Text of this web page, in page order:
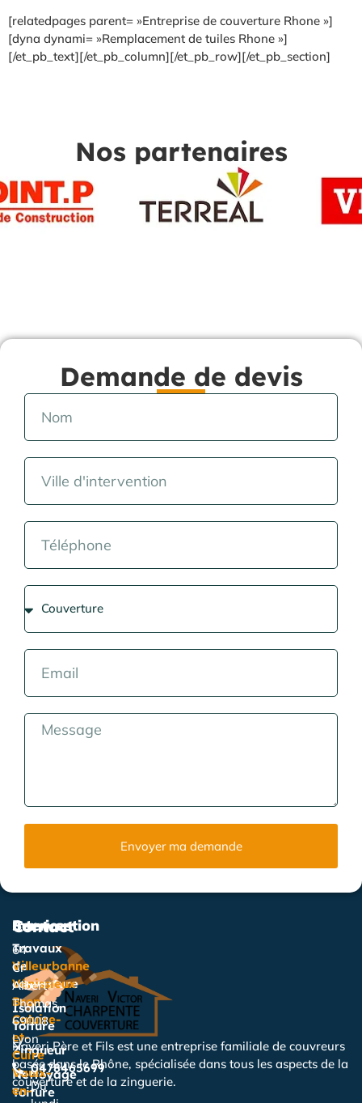
[relatedpages parent= »Entreprise de couverture Rhone »]
[dyna dynami= »Remplacement de tuiles Rhone »]
[/et_pb_text][/et_pb_column][/et_pb_row][/et_pb_section]
Nos partenaires
Demande de devis
Envoyer ma demande
Naveri Père et Fils est une entreprise familiale de couvreurs
basée dans le Rhône, spécialisée dans tous les aspects de la
couverture et de la zinguerie.
Services
Travaux
de
couverture
Isolation
Toiture
Zingueur
Nettoyage
Toiture
Intervention
Villeurbanne
Vénissieux
Bron
Caluire-
et-
Cuire
Vaulx-
en-
Contact
64
Cr
Albert
Thomas,
69008
Lyon
0478465699
Du